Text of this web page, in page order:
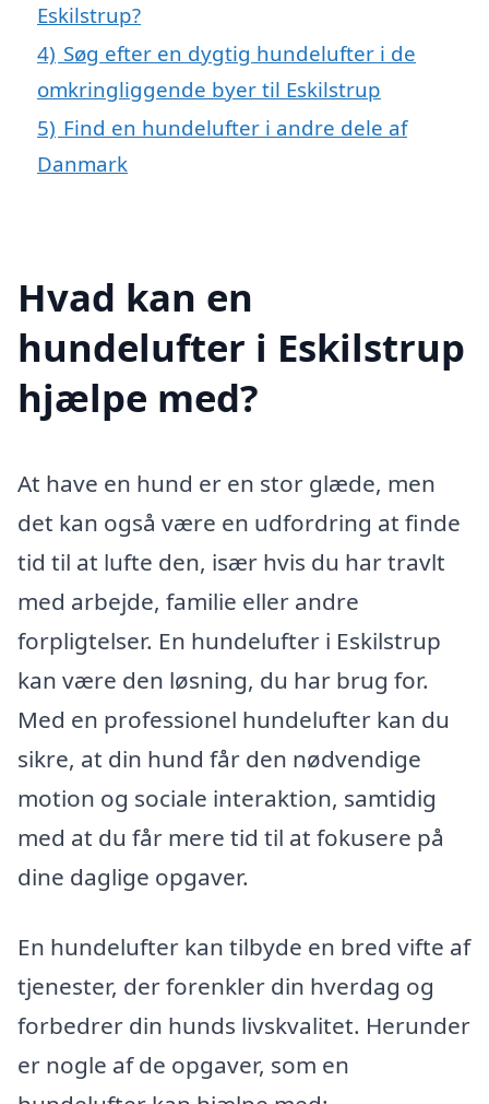
Eskilstrup?
4) Søg efter en dygtig hundelufter i de
omkringliggende byer til Eskilstrup
5) Find en hundelufter i andre dele af
Danmark
Hvad kan en
hundelufter i Eskilstrup
hjælpe med?
At have en hund er en stor glæde, men
det kan også være en udfordring at finde
tid til at lufte den, især hvis du har travlt
med arbejde, familie eller andre
forpligtelser. En hundelufter i Eskilstrup
kan være den løsning, du har brug for.
Med en professionel hundelufter kan du
sikre, at din hund får den nødvendige
motion og sociale interaktion, samtidig
med at du får mere tid til at fokusere på
dine daglige opgaver.
En hundelufter kan tilbyde en bred vifte af
tjenester, der forenkler din hverdag og
forbedrer din hunds livskvalitet. Herunder
er nogle af de opgaver, som en